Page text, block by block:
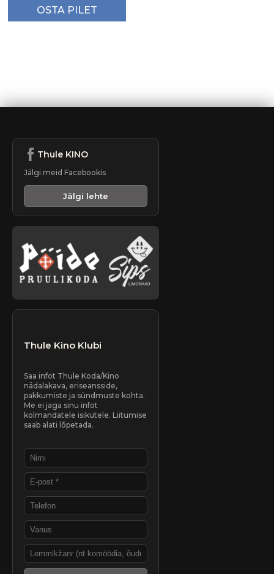
OSTA PILET
Thule KINO
Jälgi meid Facebookis
Jälgi lehte
Thule Kino Klubi
Saa infot Thule Koda/Kino
nädalakava, eriseansside,
pakkumiste ja sündmuste kohta.
Me ei jaga sinu infot
kolmandatele isikutele. Liitumise
saab alati lõpetada.